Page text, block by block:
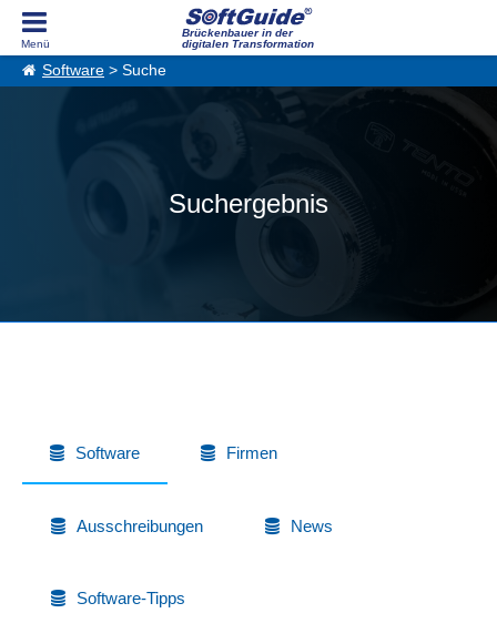
Brückenbauer in der
digitalen Transformation
Software > Suche
Suchergebnis
Software Firmen
Ausschreibungen News
Software-Tipps